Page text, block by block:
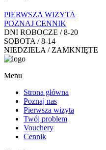
PIERWSZA WIZYTA
POZNAJ CENNIK
DNI ROBOCZE / 8-20
SOBOTA / 8-14
NIEDZIELA / ZAMKNIĘTE
Menu
Strona główna
Poznaj nas
Pierwsza wizyta
Twój problem
Vouchery
Cennik